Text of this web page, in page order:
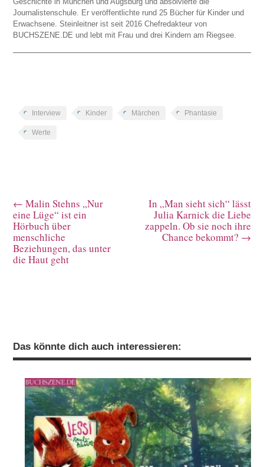
Journalistenschule. Er veröffentlichte rund 25 Bücher für Kinder und
Erwachsene. Steinleitner ist seit 2016 Chefredakteur von
BUCHSZENE.DE und lebt mit Frau und drei Kindern am Riegsee.
Interview Kinder Märchen Phantasie
Werte
←Malin Stehns „Nur
eine Lüge“ ist ein
Hörbuch über
menschliche
Beziehungen, das unter
die Haut geht
In „Man sieht sich“ lässt
Julia Karnick die Liebe
zappeln. Ob sie noch ihre
Chance bekommt? →
Das könnte dich auch interessieren: